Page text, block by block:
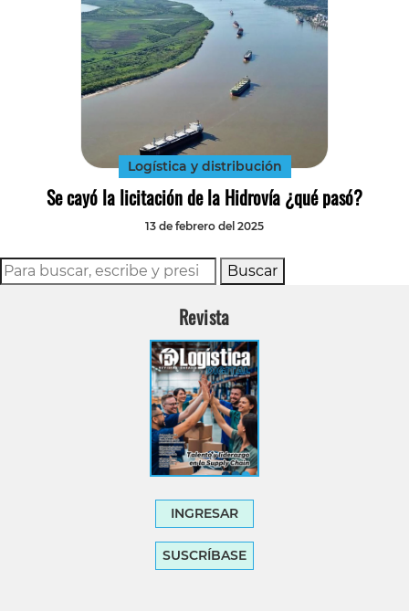
Logística y distribución
Se cayó la licitación de la Hidrovía ¿qué pasó?
13 de febrero del 2025
Buscar
Revista
INGRESAR
SUSCRÍBASE